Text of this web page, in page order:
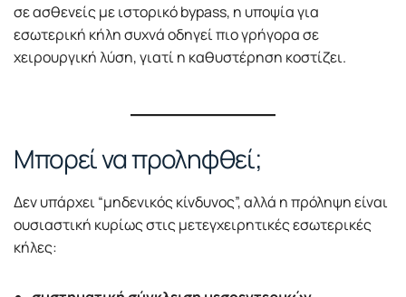
σε ασθενείς με ιστορικό bypass, η υποψία για
εσωτερική κήλη συχνά οδηγεί πιο γρήγορα σε
χειρουργική λύση, γιατί η καθυστέρηση κοστίζει.
Μπορεί να προληφθεί;
Δεν υπάρχει “μηδενικός κίνδυνος”, αλλά η πρόληψη είναι
ουσιαστική κυρίως στις μετεγχειρητικές εσωτερικές
κήλες: